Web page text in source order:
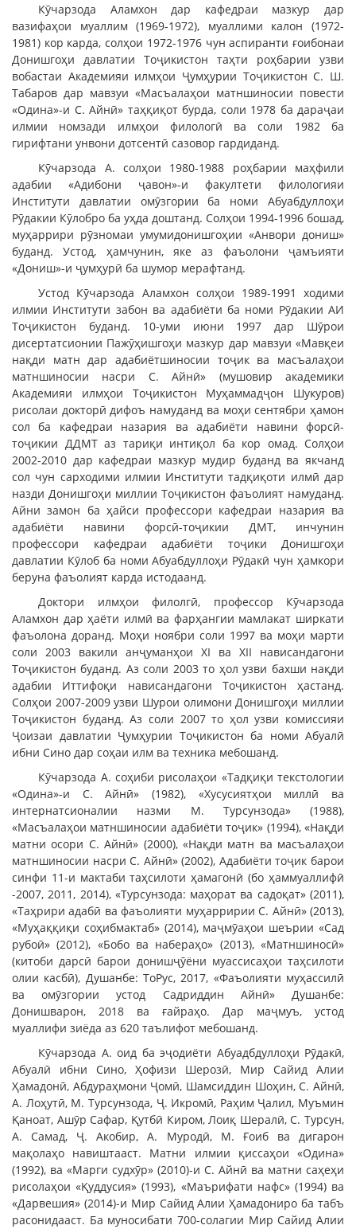
Кӯчарзода Аламхон дар кафедраи мазкур дар
вазифаҳои муаллим (1969-1972), муаллими калон (1972-
1981) кор карда, солҳои 1972-1976 чун аспиранти ғоибонаи
Донишгоҳи давлатии Тоҷикистон таҳти роҳбарии узви
вобастаи Академияи илмҳои Ҷумҳурии Тоҷикистон С. Ш.
Табаров дар мавзуи «Масъалаҳои матншиносии повести
«Одина»-и С. Айнӣ» таҳқиқот бурда, соли 1978 ба дараҷаи
илмии номзади илмҳои филологӣ ва соли 1982 ба
гирифтани унвони дотсентӣ сазовор гардиданд.
Кӯчарзода А. солҳои 1980-1988 роҳбарии маҳфили
адабии «Адибони ҷавон»-и факултети филологияи
Институти давлатии омӯзгории ба номи Абуабдуллоҳи
Рӯдакии Кӯлобро ба уҳда доштанд. Солҳои 1994-1996 бошад,
муҳаррири рӯзномаи умумидонишгоҳии «Анвори дониш»
буданд. Устод, ҳамчунин, яке аз фаъолони ҷамъияти
«Дониш»-и ҷумҳурӣ ба шумор мерафтанд.
Устод Кӯчарзода Аламхон солҳои 1989-1991 ходими
илмии Институти забон ва адабиёти ба номи Рӯдакии АИ
Тоҷикистон буданд. 10-уми июни 1997 дар Шӯрои
дисертатсионии Пажӯҳишгоҳи мазкур дар мавзуи «Мавқеи
нақди матн дар адабиётшиносии тоҷик ва масъалаҳои
матншиносии насри С. Айнӣ» (мушовир академики
Академияи илмҳои Тоҷикистон Муҳаммадҷон Шукуров)
рисолаи докторӣ дифоъ намуданд ва моҳи сентябри ҳамон
сол ба кафедраи назария ва адабиёти навини форсӣ-
тоҷикии ДДМТ аз тариқи интиқол ба кор омад. Солҳои
2002-2010 дар кафедраи мазкур мудир буданд ва якчанд
сол чун сарходими илмии Институти тадқиқоти илмӣ дар
назди Донишгоҳи миллии Тоҷикистон фаъолият намуданд.
Айни замон ба ҳайси профессори кафедраи назария ва
адабиёти навини форсӣ-тоҷикии ДМТ, инчунин
профессори кафедраи адабиёти тоҷики Донишгоҳи
давлатии Кӯлоб ба номи Абуабдуллоҳи Рӯдакӣ чун ҳамкори
беруна фаъолият карда истодаанд.
Доктори илмҳои филолгӣ, профессор Кӯчарзода
Аламхон дар ҳаёти илмӣ ва фарҳангии мамлакат ширкати
фаъолона доранд. Моҳи ноябри соли 1997 ва моҳи марти
соли 2003 вакили анҷуманҳои ХI ва ХII нависандагони
Тоҷикистон буданд. Аз соли 2003 то ҳол узви бахши нақди
адабии Иттифоқи нависандагони Тоҷикистон ҳастанд.
Солҳои 2007-2009 узви Шурои олимони Донишгоҳи миллии
Тоҷикистон буданд. Аз соли 2007 то ҳол узви комиссияи
Ҷоизаи давлатии Ҷумҳурии Тоҷикистон ба номи Абуалӣ
ибни Сино дар соҳаи илм ва техника мебошанд.
Кӯчарзода А. соҳиби рисолаҳои «Тадқиқи текстологии
«Одина»-и С. Айнӣ» (1982), «Хусусиятҳои миллӣ ва
интернатсионалии назми М. Турсунзода» (1988),
«Масъалаҳои матншиносии адабиёти тоҷик» (1994), «Нақди
матни осори С. Айнӣ» (2000), «Нақди матн ва масъалаҳои
матншиносии насри С. Айнӣ» (2002), Адабиёти тоҷик барои
синфи 11-и мактаби таҳсилоти ҳамагонӣ (бо ҳаммуаллифӣ
-2007, 2011, 2014), «Турсунзода: маҳорат ва садоқат» (2011),
«Таҳрири адабӣ ва фаъолияти муҳарририи С. Айнӣ» (2013),
«Муҳаққиқи соҳибмактаб» (2014), маҷмӯаҳои шеърии «Сад
рубоӣ» (2012), «Бобо ва набераҳо» (2013), «Матншиносӣ»
(китоби дарсӣ барои донишҷӯёни муассисаҳои таҳсилоти
олии касбӣ), Душанбе: ТоРус, 2017, «Фаъолияти муҳассилӣ
ва омӯзгории устод Садриддин Айнӣ» Душанбе:
Донишварон, 2018 ва ғайраҳо. Дар маҷмуъ, устод
муаллифи зиёда аз 620 таълифот мебошанд.
Кӯчарзода А. оид ба эҷодиёти Абуадбдуллоҳи Рӯдакӣ,
Абуалӣ ибни Сино, Ҳофизи Шерозӣ, Мир Сайид Алии
Ҳамадонӣ, Абдураҳмони Ҷомӣ, Шамсиддин Шоҳин, С. Айнӣ,
А. Лоҳутӣ, М. Турсунзода, Ҷ. Икромӣ, Раҳим Ҷалил, Муъмин
Қаноат, Ашӯр Сафар, Қутбӣ Киром, Лоиқ Шералӣ, С. Турсун,
А. Самад, Ҷ. Акобир, А. Муродӣ, М. Ғоиб ва дигарон
мақолаҳо навиштааст. Матни илмии қиссаҳои «Одина»
(1992), ва «Марги судхӯр» (2010)-и С. Айнӣ ва матни саҳеҳи
рисолаҳои «Қуддусия» (1993), «Маърифати нафс» (1994) ва
«Дарвешия» (2014)-и Мир Сайид Алии Ҳамадониро ба табъ
расонидааст. Ба муносибати 700-солагии Мир Сайид Алии